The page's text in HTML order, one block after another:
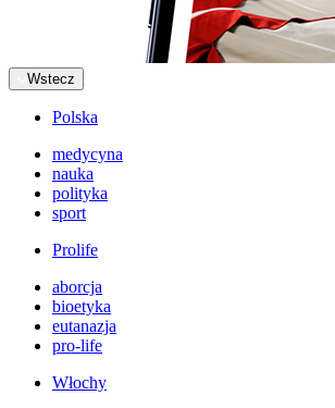
Wstecz
Polska
medycyna
nauka
polityka
sport
Prolife
aborcja
bioetyka
eutanazja
pro-life
Włochy